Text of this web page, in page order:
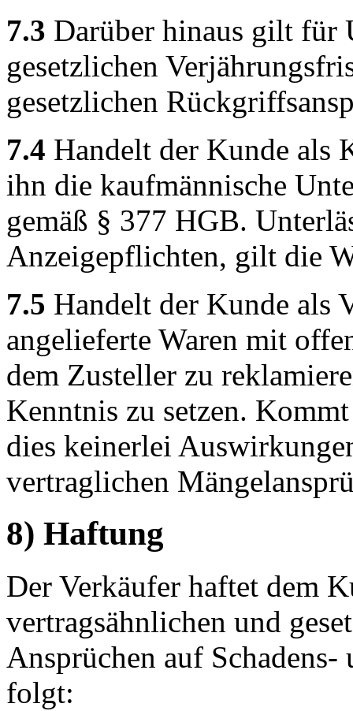
7.3 Darüber hinaus gilt für
gesetzlichen
gesetzlichen
7.4 Handelt der Kunde als
ihn die kaufmännische
gemäß § 377 HGB.
Anzeigepflichten, gilt die
7.5 Handelt der Kunde als
angelieferte Waren mit
dem Zusteller zu
Kenntnis zu setzen.
dies keinerlei
vertraglichen
8) Haftung
Der Verkäufer haftet dem
vertragsähnlichen und
Ansprüchen auf
folgt: